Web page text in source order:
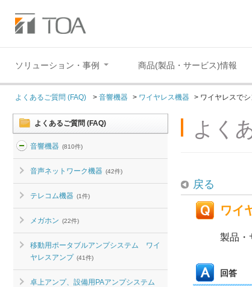
ソリューション・事例 商品(製品・サービス)情報
よくあるご質問 (FAQ) > 音響機器 > ワイヤレス機器 > ワイヤレスで
よくあるご質問 (FAQ)
音響機器 (810件)
音声ネットワーク機器 (42件)
テレコム機器 (1件)
メガホン (22件)
移動用ポータブルアンプシステム ワイ
ヤレスアンプ (41件)
卓上アンプ、設備用PAアンプシステム
よく
戻る
ワイ
製品・
回答